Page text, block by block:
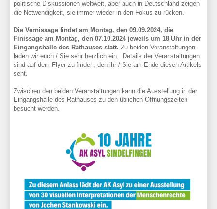
politische Diskussionen weltweit, aber auch in Deutschland zeigen
die Notwendigkeit, sie immer wieder in den Fokus zu rücken.
Die Vernissage findet am Montag, den 09.09.2024,die
Finissage am Montag, den 07.10.2024 jeweils um 18 Uhr in der
Eingangshalle des Rathauses statt.Zu beiden Veranstaltungen
laden wir euch / Sie sehr herzlich ein. Details der Veranstaltungen
sind auf dem Flyer zu finden, den ihr / Sie am Ende diesen Artikels
seht.
Zwischen den beiden Veranstaltungen kann die Ausstellung in der
Eingangshalle des Rathauses zu den üblichen Öffnungszeiten
besucht werden.